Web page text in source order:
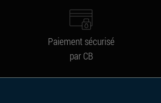
Paiement sécurisé
par CB